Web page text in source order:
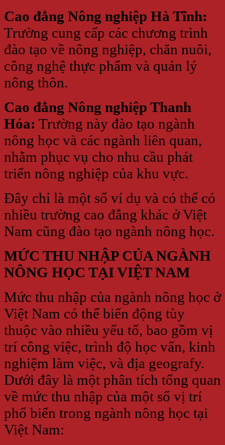
Cao đẳng Nông nghiệp Hà Tĩnh:
Trường cung cấp các chương trình
đào tạo về nông nghiệp, chăn nuôi,
công nghệ thực phẩm và quản lý
nông thôn.
Cao đẳng Nông nghiệp Thanh
Hóa: Trường này đào tạo ngành
nông học và các ngành liên quan,
nhằm phục vụ cho nhu cầu phát
triển nông nghiệp của khu vực.
Đây chỉ là một số ví dụ và có thể có
nhiều trường cao đẳng khác ở Việt
Nam cũng đào tạo ngành nông học.
MỨC THU NHẬP CỦA NGÀNH
NÔNG HỌC TẠI VIỆT NAM
Mức thu nhập của ngành nông học ở
Việt Nam có thể biến động tùy
thuộc vào nhiều yếu tố, bao gồm vị
trí công việc, trình độ học vấn, kinh
nghiệm làm việc, và địa geografy.
Dưới đây là một phân tích tổng quan
về mức thu nhập của một số vị trí
phổ biến trong ngành nông học tại
Việt Nam: